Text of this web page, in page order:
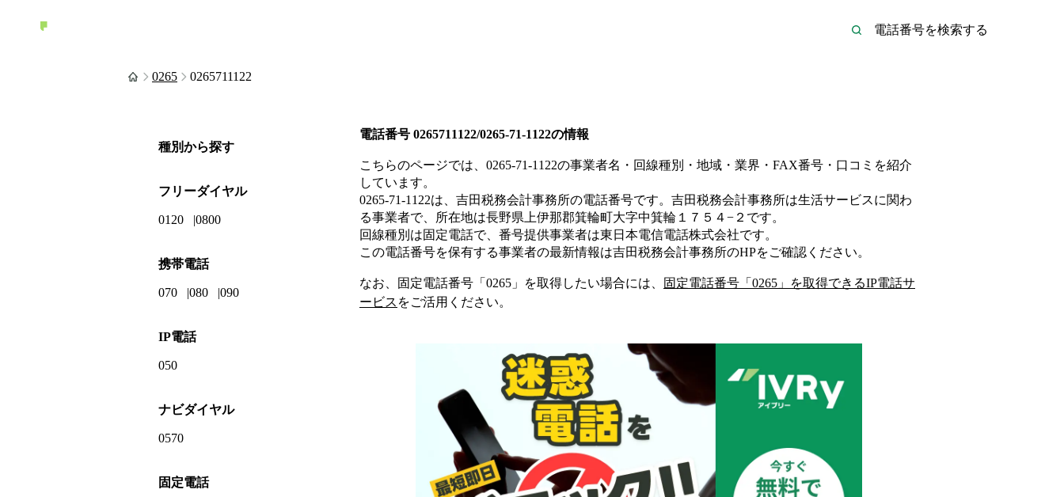
0265 0265711122
電話番号 0265711122/0265-71-1122の情報
こちらのページでは、 0265-71-1122の事業者名・回線種別・地域・業界・FAX番号・口コミを紹介
しています。
0265-71-1122は、 吉田税務会計事務所の電話番号です。 吉田税務会計事務所は生活サービスに関わ
る事業者で、所在地は長野県上伊那郡箕輪町大字中箕輪１７５４−２ です。
回線種別は固定電話で、番号提供事業者は東日本電信電話株式会社です。
この電話番号を保有する事業者の最新情報は吉田税務会計事務所のHPをご確認ください。
なお、固定電話番号「 0265 」を取得したい場合には、 固定電話番号「 0265 」を取得できるIP電話サ
ービス をご活用ください。
種別から探す
フリーダイヤル
0120 0800
携帯電話
070 080 090
IP電話
050
ナビダイヤル
0570
固定電話